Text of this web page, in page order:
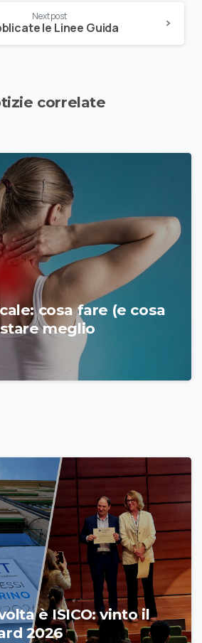
Next post
le Linee Guida
correlate
cosa fare (e cosa
meglio
è ISICO: vinto il
2026